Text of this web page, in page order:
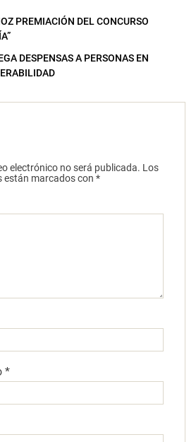
PREMIACIÓN DEL CONCURSO
DESPENSAS A PERSONAS EN
electrónico no será publicada. Los
marcados con *
*